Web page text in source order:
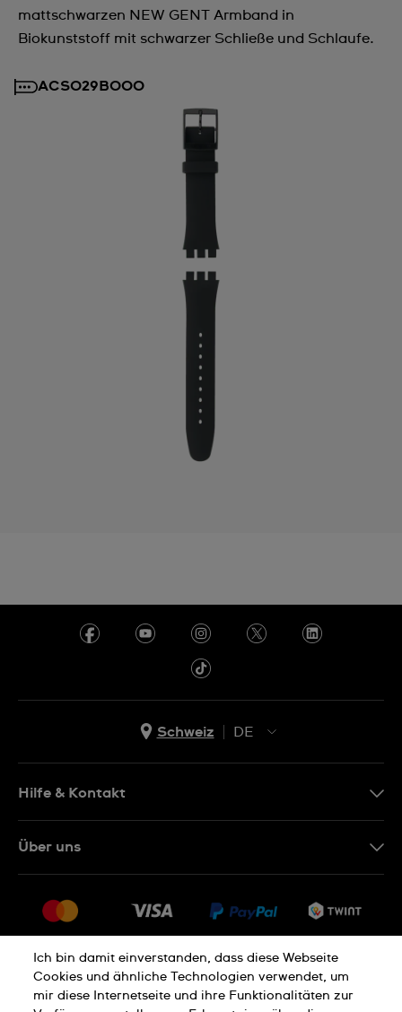
mattschwarzen NEW GENT Armband in
Biokunststoff mit schwarzer Schließe und Schlaufe.
ACSO29B000
Schweiz
DE
IT
Hilfe & Kontakt
Rückgaberecht
Verkaufs- und Lieferbedingungen
Vertrag widerrufen
Über uns
Jobs
Ich bin damit einverstanden, dass diese Webseite
Cookies und ähnliche Technologien verwendet, um
mir diese Internetseite und ihre Funktionalitäten zur